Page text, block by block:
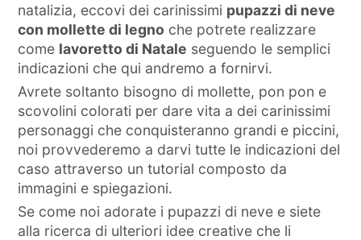
natalizia, eccovi dei carinissimi pupazzi di neve
con mollette di legno che potrete realizzare
come lavoretto di Natale seguendo le semplici
indicazioni che qui andremo a fornirvi.
Avrete soltanto bisogno di mollette, pon pon e
scovolini colorati per dare vita a dei carinissimi
personaggi che conquisteranno grandi e piccini,
noi provvederemo a darvi tutte le indicazioni del
caso attraverso un tutorial composto da
immagini e spiegazioni.
Se come noi adorate i pupazzi di neve e siete
alla ricerca di ulteriori idee creative che li